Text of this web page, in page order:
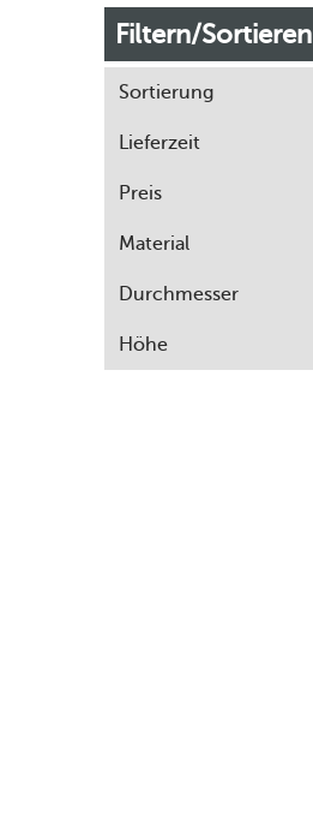
Filtern/Sortieren
Sortierung
Lieferzeit
Preis
Material
Durchmesser
Höhe